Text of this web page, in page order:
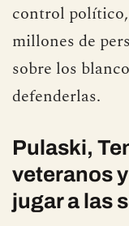
control
millones de
sobre los
defenderlas.
Pulaski,
veteranos
jugar a las